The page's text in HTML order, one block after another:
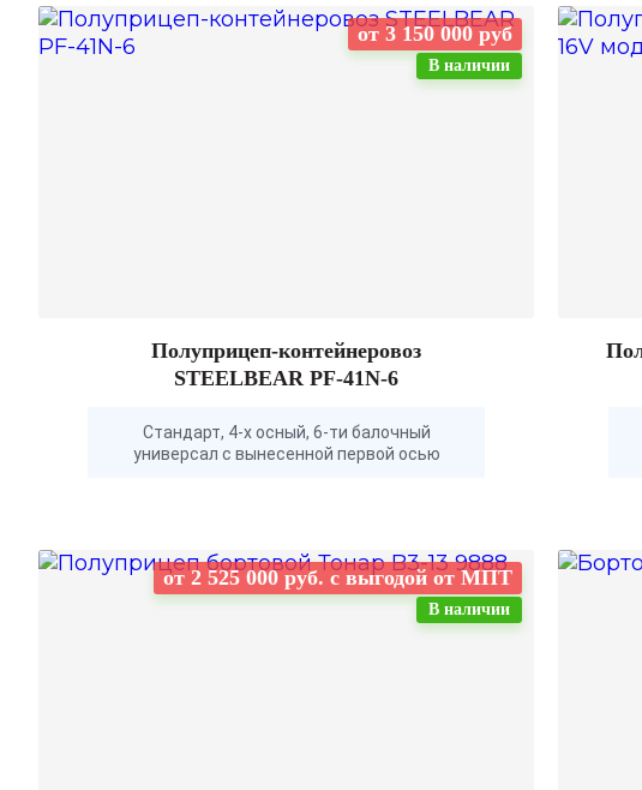
от 3 150 000 руб
В наличии
Полуприцеп-контейнеровоз
STEELBEAR PF-41N-6
Стандарт, 4-х осный, 6-ти балочный
универсал с вынесенной первой осью
от 2 525 000 руб. с выгодой от МПТ
В наличии